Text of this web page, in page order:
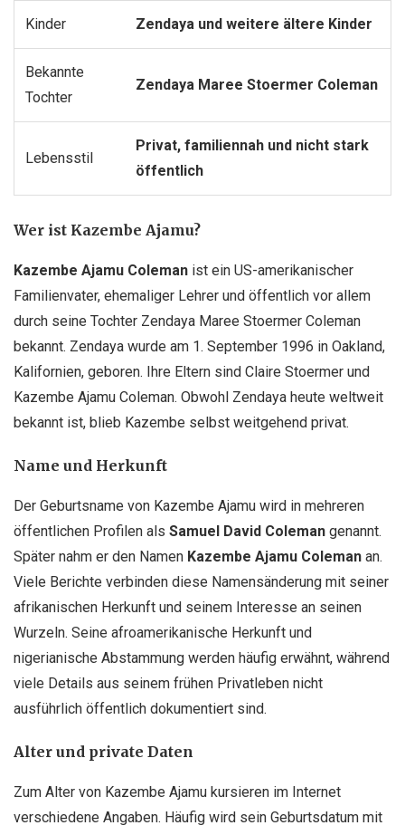
Kinder Zendaya und weitere ältere Kinder
Bekannte
Tochter
Zendaya Maree Stoermer Coleman
Lebensstil
Privat, familiennah und nicht stark
öffentlich
Wer ist Kazembe Ajamu?
Kazembe Ajamu Coleman ist ein US-amerikanischer
Familienvater, ehemaliger Lehrer und öffentlich vor allem
durch seine Tochter Zendaya Maree Stoermer Coleman
bekannt. Zendaya wurde am 1. September 1996 in Oakland,
Kalifornien, geboren. Ihre Eltern sind Claire Stoermer und
Kazembe Ajamu Coleman. Obwohl Zendaya heute weltweit
bekannt ist, blieb Kazembe selbst weitgehend privat.
Name und Herkunft
Der Geburtsname von Kazembe Ajamu wird in mehreren
öffentlichen Profilen als Samuel David Coleman genannt.
Später nahm er den Namen Kazembe Ajamu Coleman an.
Viele Berichte verbinden diese Namensänderung mit seiner
afrikanischen Herkunft und seinem Interesse an seinen
Wurzeln. Seine afroamerikanische Herkunft und
nigerianische Abstammung werden häufig erwähnt, während
viele Details aus seinem frühen Privatleben nicht
ausführlich öffentlich dokumentiert sind.
Alter und private Daten
Zum Alter von Kazembe Ajamu kursieren im Internet
verschiedene Angaben. Häufig wird sein Geburtsdatum mit